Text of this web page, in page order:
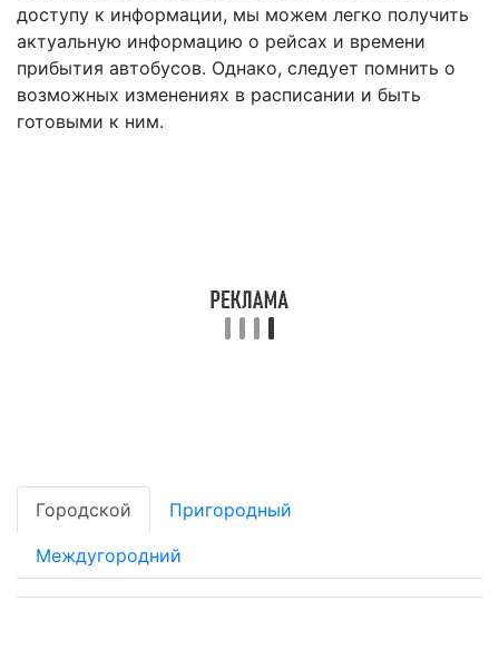
доступу к информации, мы можем легко получить
актуальную информацию о рейсах и времени
прибытия автобусов. Однако, следует помнить о
возможных изменениях в расписании и быть
готовыми к ним.
Городской Пригородный
Междугородний